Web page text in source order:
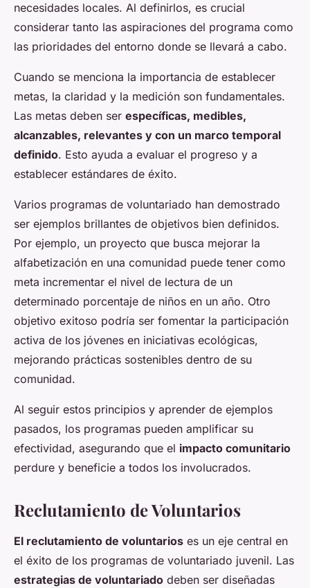
necesidades locales. Al definirlos, es crucial
considerar tanto las aspiraciones del programa como
las prioridades del entorno donde se llevará a cabo.
Cuando se menciona la importancia de establecer
metas, la claridad y la medición son fundamentales.
Las metas deben ser específicas, medibles,
alcanzables, relevantes y con un marco temporal
definido. Esto ayuda a evaluar el progreso y a
establecer estándares de éxito.
Varios programas de voluntariado han demostrado
ser ejemplos brillantes de objetivos bien definidos.
Por ejemplo, un proyecto que busca mejorar la
alfabetización en una comunidad puede tener como
meta incrementar el nivel de lectura de un
determinado porcentaje de niños en un año. Otro
objetivo exitoso podría ser fomentar la participación
activa de los jóvenes en iniciativas ecológicas,
mejorando prácticas sostenibles dentro de su
comunidad.
Al seguir estos principios y aprender de ejemplos
pasados, los programas pueden amplificar su
efectividad, asegurando que el impacto comunitario
perdure y beneficie a todos los involucrados.
Reclutamiento de Voluntarios
El reclutamiento de voluntarios es un eje central en
el éxito de los programas de voluntariado juvenil. Las
estrategias de voluntariado deben ser diseñadas